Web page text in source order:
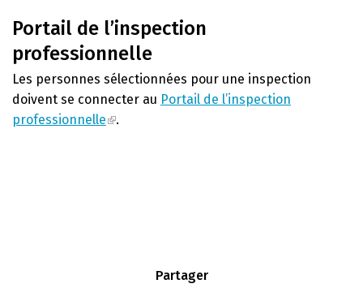
Portail de l’inspection
professionnelle
Les personnes sélectionnées pour une inspection
doivent se connecter au Portail de l’inspection
professionnelle
.
Partager